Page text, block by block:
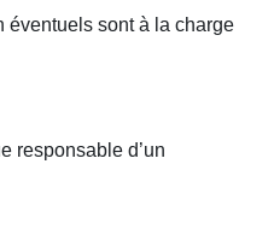
éventuels sont à la charge
responsable d’un